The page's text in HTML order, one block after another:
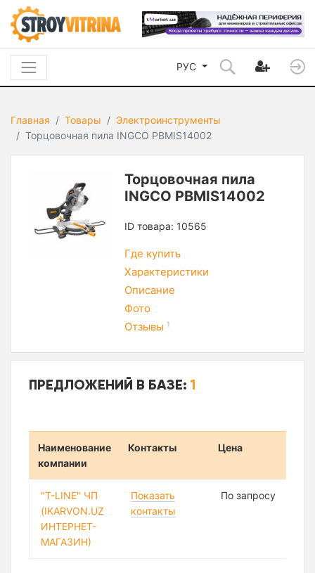
РУС
Главная Товары
Электроинструменты
Торцовочная пила INGCO PBMIS14002
Торцовочная пила
INGCO PBMIS14002
ID товара: 10565
Где купить
Характеристики
Описание
Фото
Отзывы 1
ПРЕДЛОЖЕНИЙ В БАЗЕ:1
Наименование
компании
Контакты Цена
"T-LINE" ЧП
(IKARVON.UZ
ИНТЕРНЕТ-
МАГАЗИН)
Показать
контакты
По запросу